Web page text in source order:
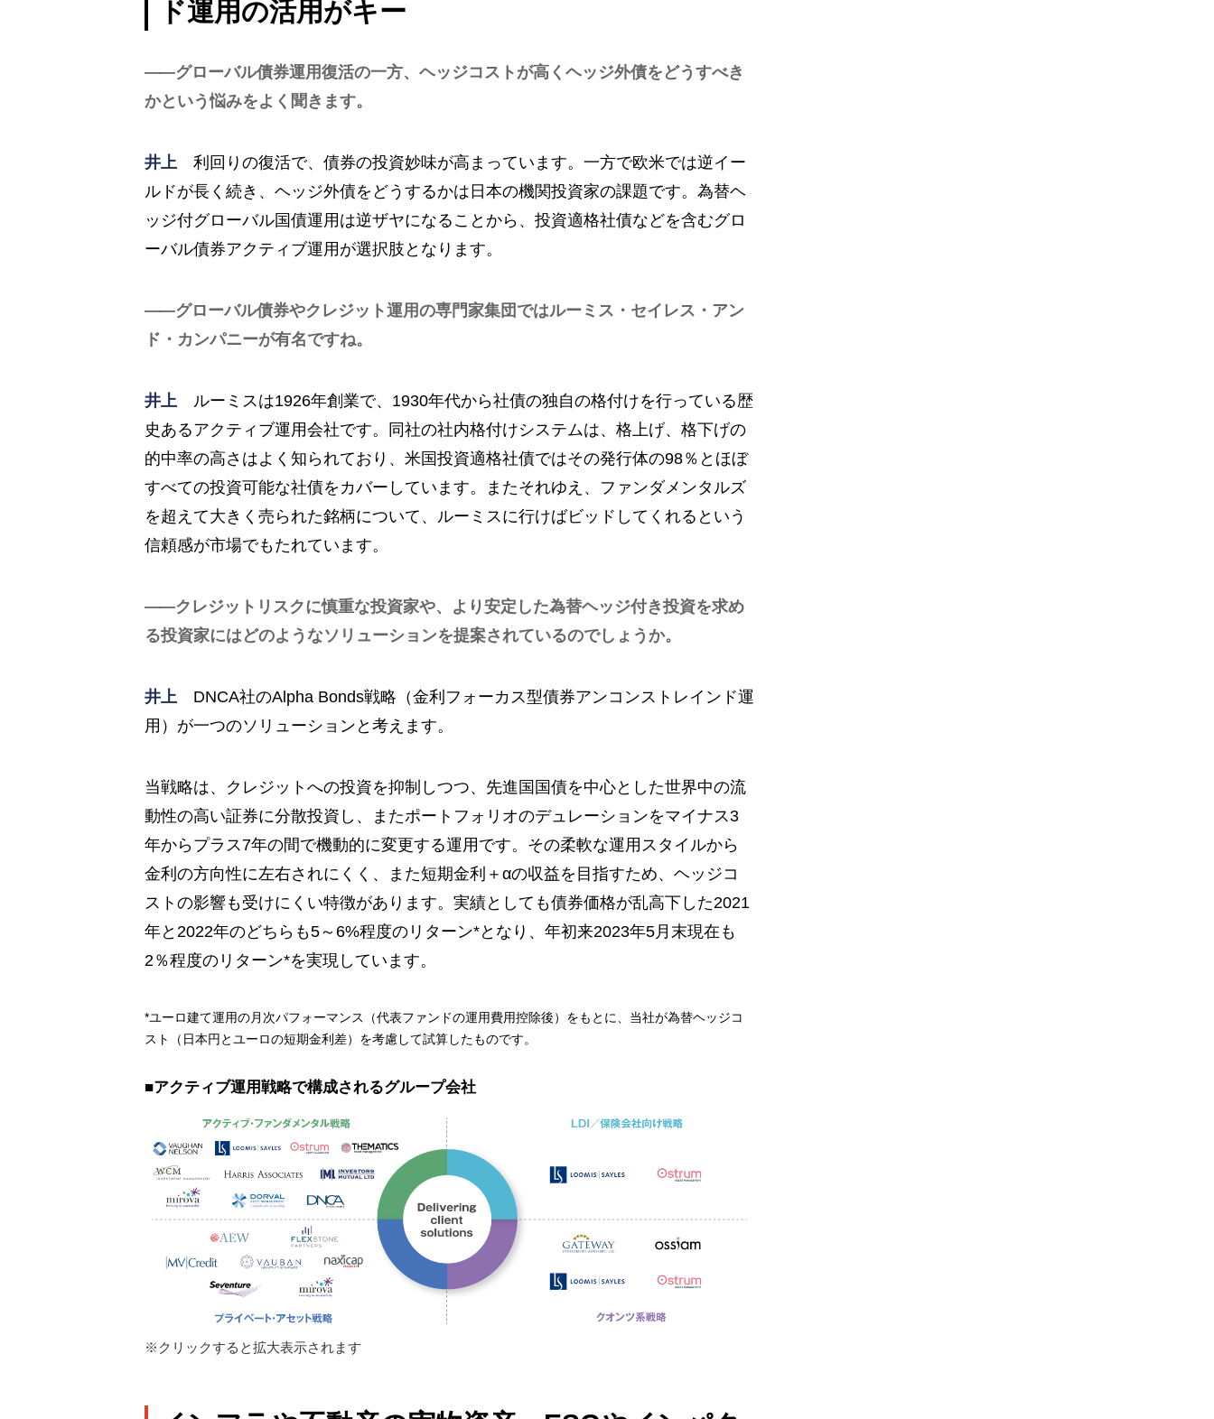
ド運用の活用がキー
グローバル債券運用復活の一方、ヘッジコストが高くヘッジ外債をどうすべき
かという悩みをよく聞きます。
井上利回りの復活で、債券の投資妙味が高まっています。一方で欧米では逆イー
ルドが長く続き、ヘッジ外債をどうするかは日本の機関投資家の課題です。為替ヘ
ッジ付グローバル国債運用は逆ザヤになることから、投資適格社債などを含むグロ
ーバル債券アクティブ運用が選択肢となります。
グローバル債券やクレジット運用の専門家集団ではルーミス・セイレス・アン
ド・カンパニーが有名ですね。
井上ルーミスは1926年創業で、1930年代から社債の独自の格付けを行っている歴
史あるアクティブ運用会社です。同社の社内格付けシステムは、格上げ、格下げの
的中率の高さはよく知られており、米国投資適格社債ではその発行体の98％とほぼ
すべての投資可能な社債をカバーしています。またそれゆえ、ファンダメンタルズ
を超えて大きく売られた銘柄について、ルーミスに行けばビッドしてくれるという
信頼感が市場でもたれています。
クレジットリスクに慎重な投資家や、より安定した為替ヘッジ付き投資を求め
る投資家にはどのようなソリューションを提案されているのでしょうか。
井上DNCA社のAlpha Bonds戦略（金利フォーカス型債券アンコンストレインド運
用）が一つのソリューションと考えます。
当戦略は、クレジットへの投資を抑制しつつ、先進国国債を中心とした世界中の流
動性の高い証券に分散投資し、またポートフォリオのデュレーションをマイナス3
年からプラス7年の間で機動的に変更する運用です。その柔軟な運用スタイルから
金利の方向性に左右されにくく、また短期金利＋αの収益を目指すため、ヘッジコ
ストの影響も受けにくい特徴があります。実績としても債券価格が乱高下した2021
年と2022年のどちらも5～6%程度のリターン*となり、年初来2023年5月末現在も
2％程度のリターン*を実現しています。
*ユーロ建て運用の月次パフォーマンス（代表ファンドの運用費用控除後）をもとに、当社が為替ヘッジコ
スト（日本円とユーロの短期金利差）を考慮して試算したものです。
■アクティブ運用戦略で構成されるグループ会社
※クリックすると拡大表示されます